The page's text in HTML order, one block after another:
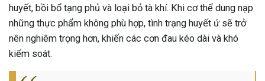
huyết, bồi bổ tạng phủ và loại bỏ tà khí. Khi cơ thể dung nạp
những thực phẩm không phù hợp, tình trạng huyết ứ sẽ trở
nên nghiêm trọng hơn, khiến các cơn đau kéo dài và khó
kiểm soát.